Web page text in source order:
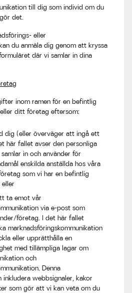
till dig som individ om du
det.
eller
du anmäla dig genom att kryssa
där vi samlar in dina
inom ramen för en befintlig
ditt företag eftersom:
dig (eller överväger att ingå ett
här fallet avser den personliga
in och använder för
enskilda anställda hos våra
som vi har en befintlig
ta emot vår
via e-post som
företag. I det här fallet
marknadsföringskommunikation
eller upprätthålla en
med tillämpliga lagar om
och
Denna
inkludera webbsignaler, kakor
som gör att vi kan veta om du